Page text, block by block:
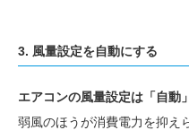
3. 風量設定を自動にする
エアコンの風量設定は「自動
弱風のほうが消費電力を抑え